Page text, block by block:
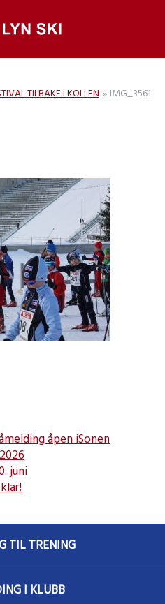
TILBAKE I KOLLEN » IMG_3561
åpen iSonen
juni
TIL TRENING
I KLUBB